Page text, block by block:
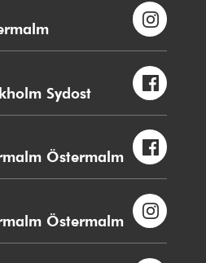
Sydost
Östermalm
Östermalm